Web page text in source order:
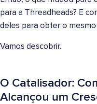
para a Threadheads? E
deles para obter o
Vamos descobrir.
O Catalisador:
Alcançou um